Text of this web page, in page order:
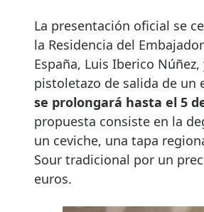
La presentación oficial se
la Residencia del
España, Luis Iberico
pistoletazo de salida de un
se prolongará hasta el 5
propuesta consiste en la
un ceviche, una tapa
Sour tradicional por un
euros.